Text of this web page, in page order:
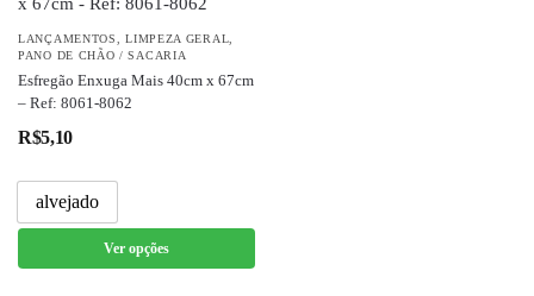
LANÇAMENTOS,LIMPEZA GERAL,
PANO DE CHÃO / SACARIA
Esfregão Enxuga Mais 40cm x 67cm
– Ref: 8061-8062
R$5,10
alvejado
Ver opções